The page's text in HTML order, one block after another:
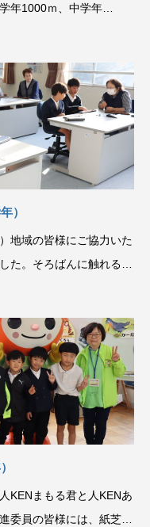
年1000ｍ、中学年
）
地域の皆様にご協力いた
た。そろばんに触れる機
KENまもる君と人KENあ
委員の皆様には、紙芝居